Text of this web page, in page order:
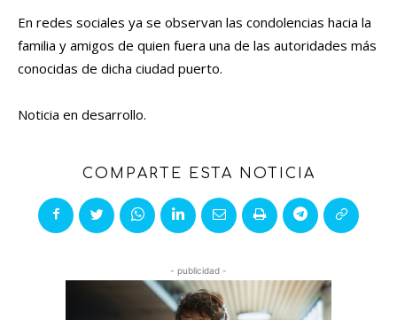
En redes sociales ya se observan las condolencias hacia la
familia y amigos de quien fuera una de las autoridades más
conocidas de dicha ciudad puerto.
Noticia en desarrollo.
COMPARTE ESTA NOTICIA
- publicidad -